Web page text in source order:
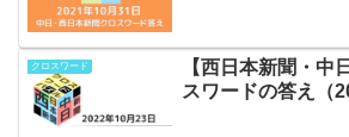
クロスワード
【西日本新聞・中
スワードの答え（